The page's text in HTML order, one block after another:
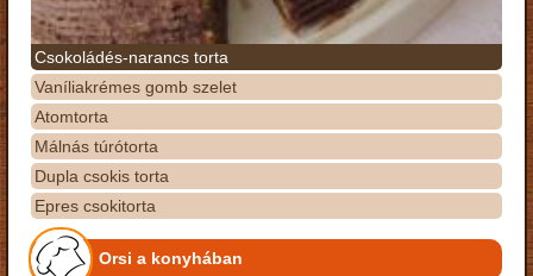
Csokoládés-narancs torta
Vaníliakrémes gomb szelet
Atomtorta
Málnás túrótorta
Dupla csokis torta
Epres csokitorta
Orsi a konyhában